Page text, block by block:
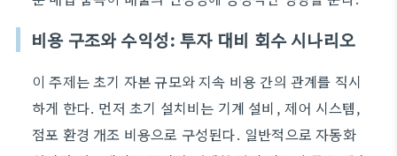
비용 구조와 수익성: 투자 대비 회수 시나리오
이 주제는 초기 자본 규모와 지속 비용 간의 관계를 직시
하게 한다. 먼저 초기 설치비는 기계 설비, 제어 시스템,
점포 환경 개조 비용으로 구성된다. 일반적으로 자동화